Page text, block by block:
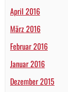
April 2016
März 2016
Februar 2016
Januar 2016
Dezember 2015